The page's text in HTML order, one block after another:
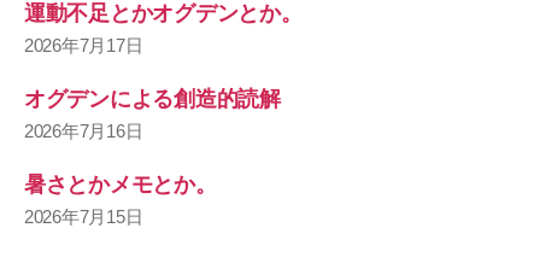
運動不足とかオグデンとか。
2026年7月17日
オグデンによる創造的読解
2026年7月16日
暑さとかメモとか。
2026年7月15日